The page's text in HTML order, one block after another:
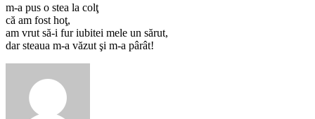
m-a pus o stea la colţ
că am fost hoţ,
am vrut să-i fur iubitei mele un sărut,
dar steaua m-a văzut şi m-a pârât!